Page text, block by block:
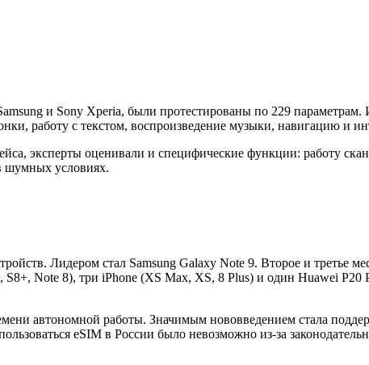
и Sony Xperia, были протестированы по 229 параметрам.
работу с текстом, воспроизведение музыки, навигацию и
эксперты оценивали и специфические функции: работу
шумных условиях.
Лидером стал Samsung Galaxy Note 9. Второе и третье
Note 8), три iPhone (XS Max, XS, 8 Plus) и один Huawei
автономной работы. Значимым нововведением стала
eSIM в России было невозможно из-за